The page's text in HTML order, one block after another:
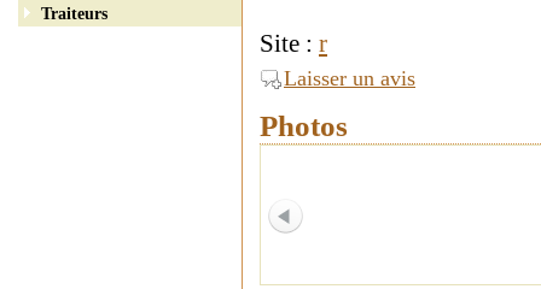
Site : r
Laisser un avis
Photos
Traiteurs